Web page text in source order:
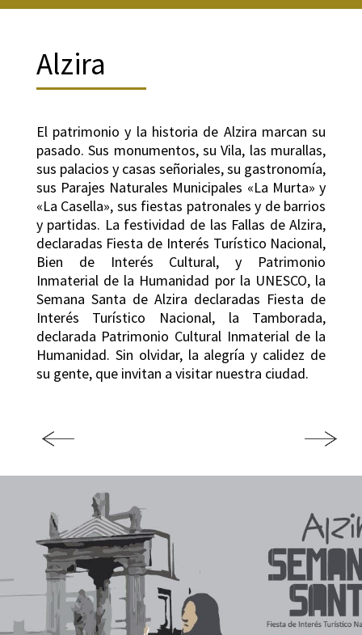
Alzira
El patrimonio y la historia de Alzira marcan su
pasado. Sus monumentos, su Vila, las murallas,
sus palacios y casas señoriales, su gastronomía,
sus Parajes Naturales Municipales «La Murta» y
«La Casella», sus fiestas patronales y de barrios
y partidas. La festividad de las Fallas de Alzira,
declaradas Fiesta de Interés Turístico Nacional,
Bien de Interés Cultural, y Patrimonio
Inmaterial de la Humanidad por la UNESCO, la
Semana Santa de Alzira declaradas Fiesta de
Interés Turístico Nacional, la Tamborada,
declarada Patrimonio Cultural Inmaterial de la
Humanidad. Sin olvidar, la alegría y calidez de
su gente, que invitan a visitar nuestra ciudad.